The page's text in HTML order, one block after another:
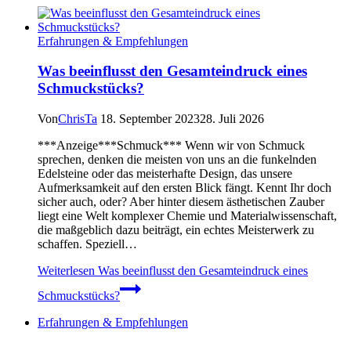
Erfahrungen & Empfehlungen
Was beeinflusst den Gesamteindruck eines
Schmuckstücks?
VonChrisTa 18. September 202328. Juli 2026
***Anzeige***Schmuck*** Wenn wir von Schmuck
sprechen, denken die meisten von uns an die funkelnden
Edelsteine oder das meisterhafte Design, das unsere
Aufmerksamkeit auf den ersten Blick fängt. Kennt Ihr doch
sicher auch, oder? Aber hinter diesem ästhetischen Zauber
liegt eine Welt komplexer Chemie und Materialwissenschaft,
die maßgeblich dazu beiträgt, ein echtes Meisterwerk zu
schaffen. Speziell…
Weiterlesen Was beeinflusst den Gesamteindruck eines
Schmuckstücks?
Erfahrungen & Empfehlungen